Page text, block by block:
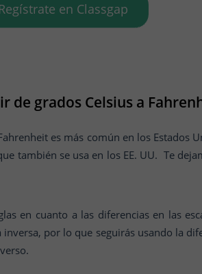
Regístrate en Classgap
de grados Celsius a
es más común en los Estados
también se usa en los EE. UU. Te
en cuanto a las diferencias en las
por lo que seguirás usando la